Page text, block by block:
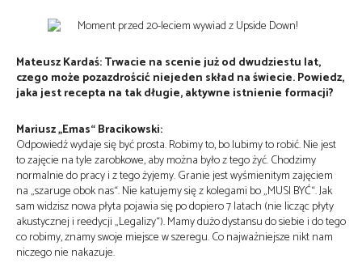
Mateusz Kardaś: Trwacie na scenie już od dwudziestu lat,
czego może pozazdrościć niejeden skład na świecie. Powiedz,
jaka jest recepta na tak długie, aktywne istnienie formacji?
Mariusz „Emas“ Bracikowski:
Odpowiedź wydaje się być prosta. Robimy to, bo lubimy to robić. Nie jest
to zajęcie na tyle zarobkowe, aby można było z tego żyć. Chodzimy
normalnie do pracy i z tego żyjemy. Granie jest wyśmienitym zajęciem
na „szaruge obok nas“. Nie katujemy się z kolegami bo „MUSI BYĆ“. Jak
sam widzisz nowa płyta pojawia się po dopiero 7 latach (nie licząc płyty
akustycznej i reedycji „Legalizy“). Mamy dużo dystansu do siebie i do tego
co robimy, znamy swoje miejsce w szeregu. Co najważniejsze nikt nam
niczego nie nakazuje.